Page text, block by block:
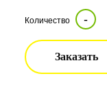
Количество -
Заказать